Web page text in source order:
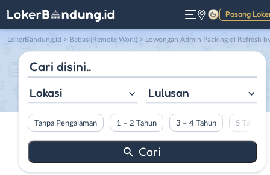
Pasang
Gelap
LokerBandung.id > Bebas (Remote Work) > Lowongan Admin Packing di Refresh by
Lokasi Lulusan
Tanpa Pengalaman 1 – 2 Tahun 3 – 4 Tahun 5 Tahun